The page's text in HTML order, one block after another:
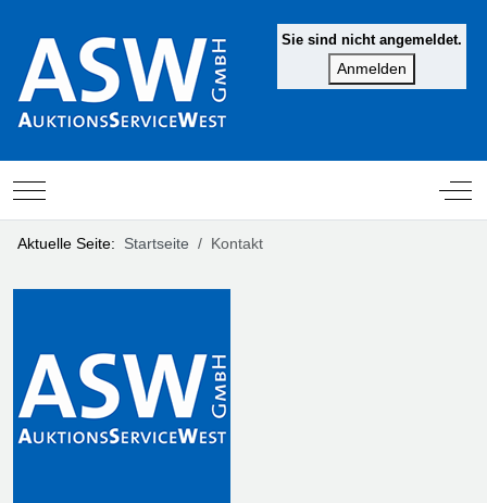
Sie sind nicht angemeldet.
Mobile Menu Toggle Off-
Aktuelle Seite: Startseite Kontakt